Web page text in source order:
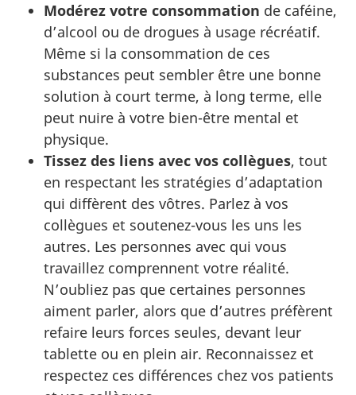
Modérez votre consommation de caféine,
d’alcool ou de drogues à usage récréatif.
Même si la consommation de ces
substances peut sembler être une bonne
solution à court terme, à long terme, elle
peut nuire à votre bien-être mental et
physique.
Tissez des liens avec vos collègues, tout
en respectant les stratégies d’adaptation
qui diffèrent des vôtres. Parlez à vos
collègues et soutenez-vous les uns les
autres. Les personnes avec qui vous
travaillez comprennent votre réalité.
N’oubliez pas que certaines personnes
aiment parler, alors que d’autres préfèrent
refaire leurs forces seules, devant leur
tablette ou en plein air. Reconnaissez et
respectez ces différences chez vos patients